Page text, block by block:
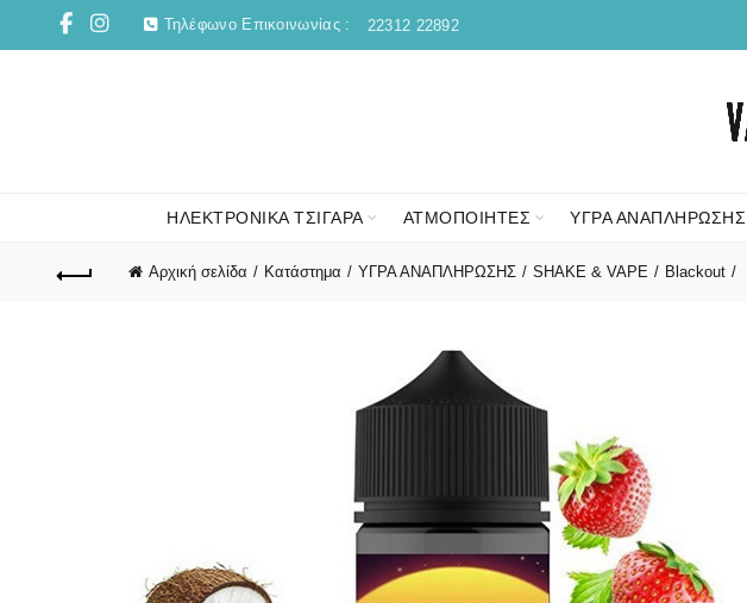
Τηλέφωνο Επικοινωνίας : 22312 22892
ΗΛΕΚΤΡΟΝΙΚΑ ΤΣΙΓΑΡΑ ΑΤΜΟΠΟΙΗΤΕΣ ΥΓΡΑ ΑΝΑΠΛΗΡΩΣΗΣ
Αρχική σελίδα Κατάστημα ΥΓΡΑ ΑΝΑΠΛΗΡΩΣΗΣ SHAKE & VAPE Blackout